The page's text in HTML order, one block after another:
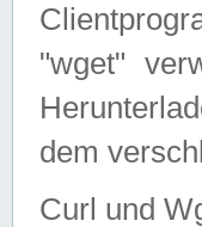
"wget"
dem
Curl und